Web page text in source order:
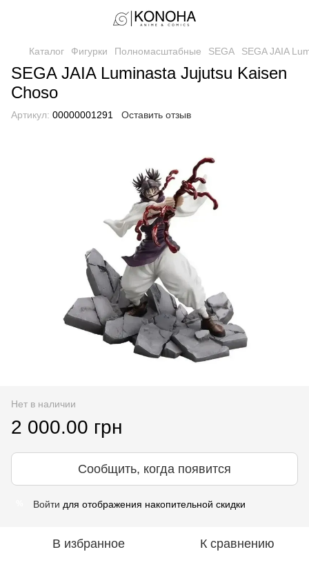
Каталог Фигурки Полномасштабные SEGA SEGA JAIA
SEGA JAIA Luminasta Jujutsu Kaisen
Choso
Артикул: 00000001291 Оставить отзыв
Нет в наличии
2 000.00 грн
Сообщить, когда появится
Войти для отображения накопительной скидки
В избранное К сравнению